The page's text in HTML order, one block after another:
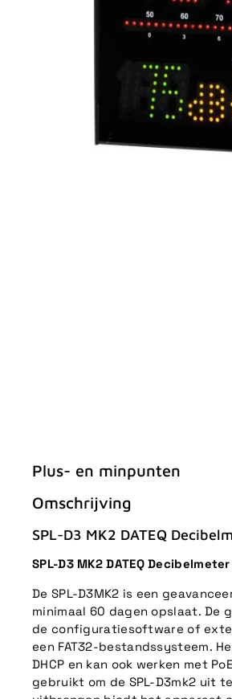
Plus- en minpunten
Omschrijving
SPL-D3 MK2 DATEQ
SPL-D3 MK2 DATEQ
De SPL-D3MK2 is een
minimaal 60 dagen opslaat. De
de configuratiesoftware of
een FAT32-bestandssysteem.
DHCP en kan ook werken met
gebruikt om de SPL-D3mk2 uit